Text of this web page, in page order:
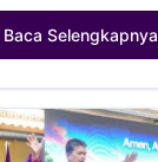
Baca Selengkapnya